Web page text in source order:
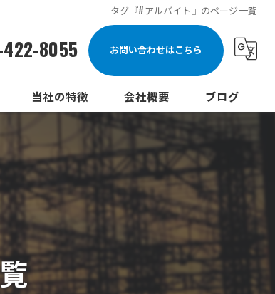
タグ『#アルバイト』のページ一覧
8055 お問い合わせはこちら
当社の特徴
メンテナンス
防犯カメラ
設備
点検
会社概要 ブログ